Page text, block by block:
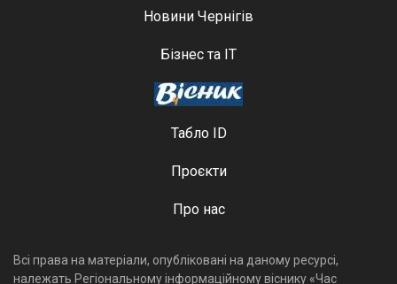
Новини Чернігів
Бізнес та ІТ
Табло ID
Проєкти
Про нас
Всі права на матеріали, опубліковані на даному ресурсі,
належать Регіональному інформаційному віснику «Час